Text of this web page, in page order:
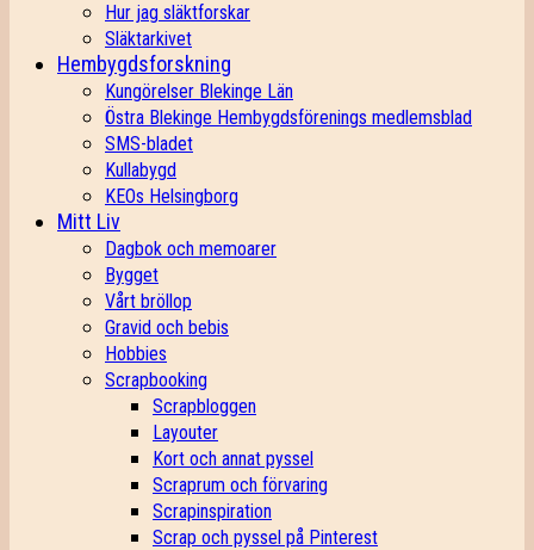
Hur jag släktforskar
Släktarkivet
Hembygdsforskning
Kungörelser Blekinge Län
Östra Blekinge Hembygdsförenings medlemsblad
SMS-bladet
Kullabygd
KEOs Helsingborg
Mitt Liv
Dagbok och memoarer
Bygget
Vårt bröllop
Gravid och bebis
Hobbies
Scrapbooking
Scrapbloggen
Layouter
Kort och annat pyssel
Scraprum och förvaring
Scrapinspiration
Scrap och pyssel på Pinterest